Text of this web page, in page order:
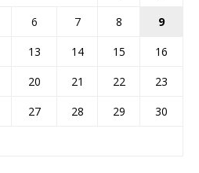
6 7 8
9
13 14 15
16
20 21 22
23
27 28 29
30